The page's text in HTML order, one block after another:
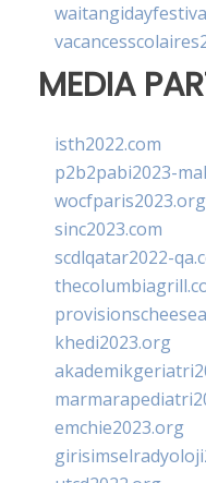
MEDIA
isth2022.com
p2b2pabi2023-
wocfparis2023.org
sinc2023.com
scdlqatar2022-
khedi2023.org
emchie2023.org